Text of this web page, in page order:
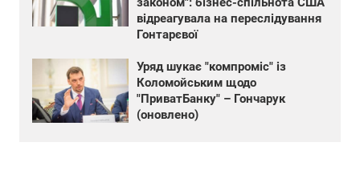
відреагувала на переслідування
Гонтарєвої
Уряд шукає "компроміс" із
Коломойським щодо
"ПриватБанку" – Гончарук
(оновлено)